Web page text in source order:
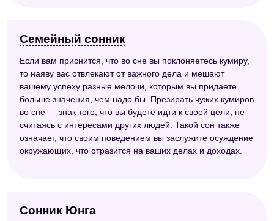
Семейный сонник
Если вам приснится, что во сне вы поклоняетесь кумиру,
то наяву вас отвлекают от важного дела и мешают
вашему успеху разные мелочи, которым вы придаете
больше значения, чем надо бы. Презирать чужих кумиров
во сне — знак того, что вы будете идти к своей цели, не
считаясь с интересами других людей. Такой сон также
означает, что своим поведением вы заслужите осуждение
окружающих, что отразится на ваших делах и доходах.
Сонник Юнга